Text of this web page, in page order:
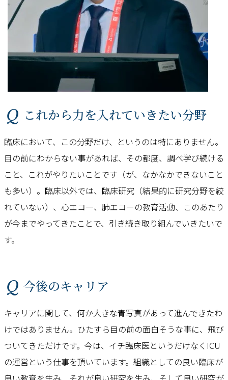
Q これから力を入れていきたい分野
臨床において、この分野だけ、というのは特にありません。
目の前にわからない事があれば、その都度、調べ学び続ける
こと、これがやりたいことです（が、なかなかできないこと
も多い）。臨床以外では、臨床研究（結果的に研究分野を絞
れていない）、心エコー、肺エコーの教育活動、このあたり
が今までやってきたことで、引き続き取り組んでいきたいで
す。
Q 今後のキャリア
キャリアに関して、何か大きな青写真があって進んできたわ
けではありません。ひたすら目の前の面白そうな事に、飛び
ついてきただけです。今は、イチ臨床医というだけなくICU
の運営という仕事を頂いています。組織としての良い臨床が